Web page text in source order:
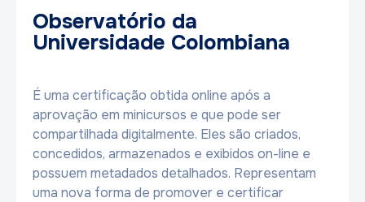
Observatório da
Universidade Colombiana
É uma certificação obtida online após a
aprovação em minicursos e que pode ser
compartilhada digitalmente. Eles são criados,
concedidos, armazenados e exibidos on-line e
possuem metadados detalhados. Representam
uma nova forma de promover e certificar